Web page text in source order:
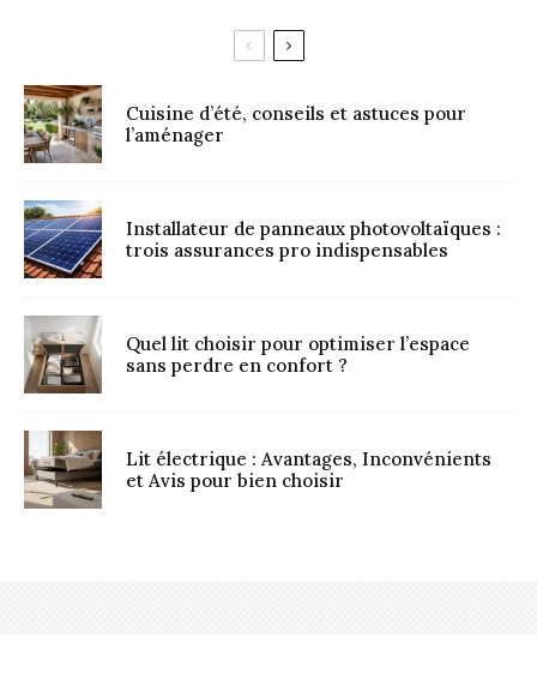
Cuisine d’été, conseils et astuces pour
l’aménager
Installateur de panneaux photovoltaïques :
trois assurances pro indispensables
Quel lit choisir pour optimiser l’espace
sans perdre en confort ?
Lit électrique : Avantages, Inconvénients
et Avis pour bien choisir